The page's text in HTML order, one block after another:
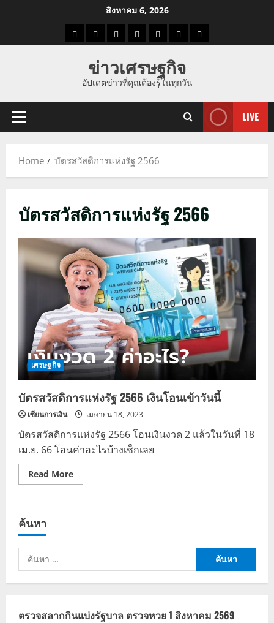
สิงหาคม 6, 2026
ราคาแนว
ราคา
ทอง
ข่าว
นี้
ข่าว
ดูด
ที่
ผู้ชาย
ข่าวเศรษฐกิจ
อัปเดตข่าวที่คุณต้องรู้ในทุกวัน
Primary
LIVE
Home บัตรสวัสดิการแห่งรัฐ 2566
บัตรสวัสดิการแห่งรัฐ 2566
เศรษฐกิจ
บัตรสวัสดิการแห่งรัฐ 2566 เงินโอนเข้าวันนี้
เซียนการเงิน เมษายน 18, 2023
บัตรสวัสดิการแห่งรัฐ 2566 โอนเงินงวด 2 แล้วในวันที่ 18
เม.ย. 66 โอนค่าอะไรบ้างเช็กเลย
Read MoreRead
more
2566
โอน
วัน
ค้นหา
ค้นหา
สำหรับ:
ตรวจสลากกินแบ่งรัฐบาล ตรวจหวย 1 สิงหาคม 2569